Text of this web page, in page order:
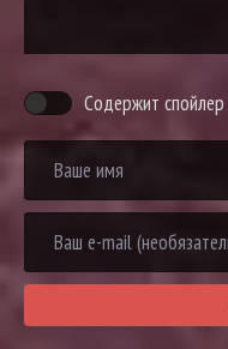
Содержит спойлер